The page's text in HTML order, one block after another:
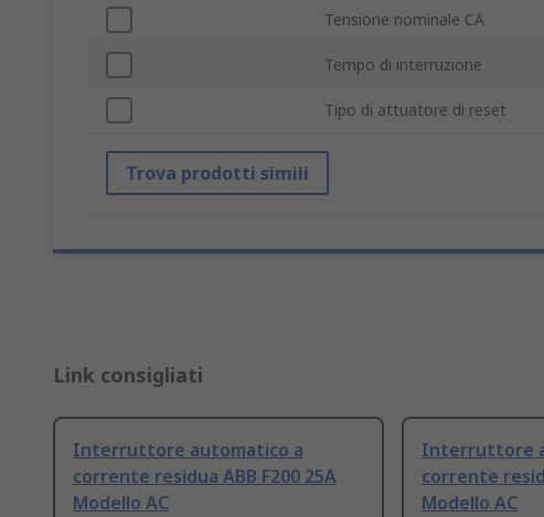
Tensione nominale CA
Tempo di interruzione
Tipo di attuatore di reset
Trova prodotti simili
Link consigliati
Interruttore automatico a
corrente residua ABB F200 25A
Modello AC
Interruttore
corrente
Modello AC